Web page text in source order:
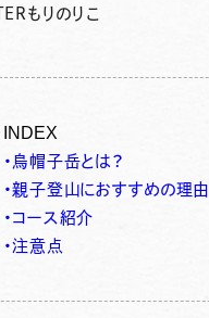
もりのりこ
INDEX
・烏帽子岳とは？
・親子登山におすすめの理由
・コース紹介
・注意点